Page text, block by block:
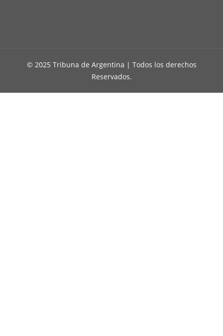
© 2025 Tribuna de Argentina | Todos los derechos
Reservados.